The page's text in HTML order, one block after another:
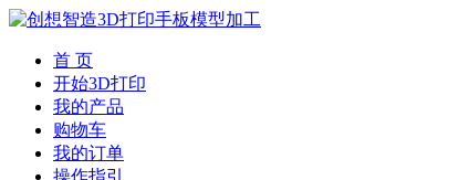
首 页
开始3D打印
我的产品
购物车
我的订单
操作指引